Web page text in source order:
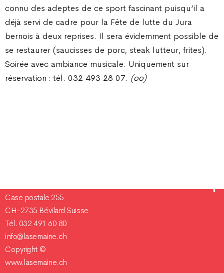
connu des adeptes de ce sport fascinant puisqu’il a
déjà servi de cadre pour la Fête de lutte du Jura
bernois à deux reprises. Il sera évidemment possible de
se restaurer (saucisses de porc, steak lutteur, frites).
Soirée avec ambiance musicale. Uniquement sur
réservation : tél. 032 493 28 07. (oo)
Case postale 255
CH-2735 Bévilard Suisse
Tél. 032 491 60 80
info@lasemaine.ch
Copyright ©
www.lasemaine.ch